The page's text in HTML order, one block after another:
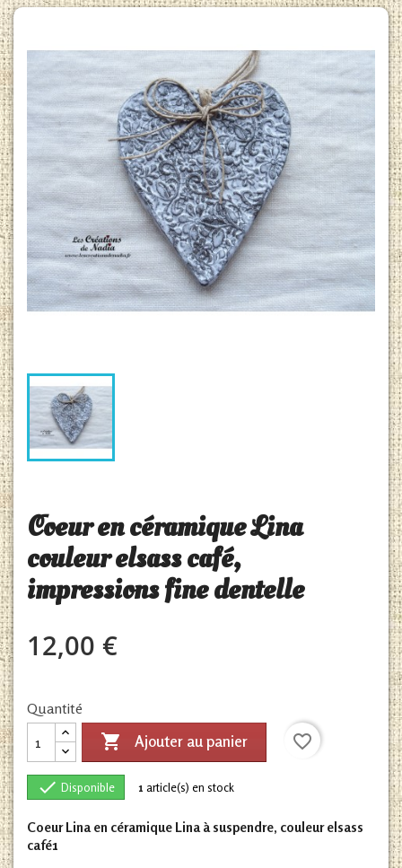
Coeur en céramique Lina
couleur elsass café,
impressions fine dentelle
12,00 €
Quantité
 Ajouter au panier favorite_border
 Disponible 1 article(s) en stock
Coeur Lina en céramique Lina à suspendre, couleur elsass
café1